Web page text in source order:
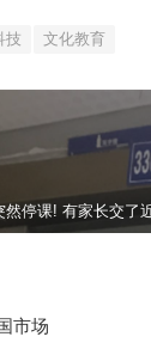
技 文化教育
然停课! 有家长交了
市场